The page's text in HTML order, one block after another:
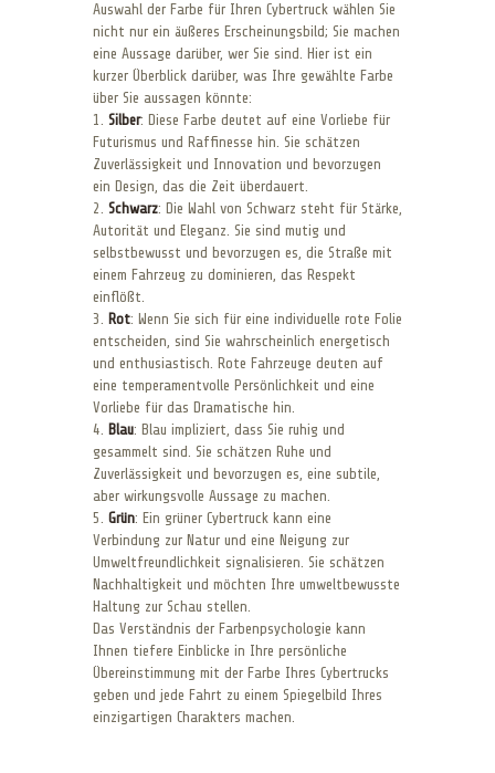
Auswahl der Farbe für Ihren Cybertruck wählen Sie
nicht nur ein äußeres Erscheinungsbild; Sie machen
eine Aussage darüber, wer Sie sind. Hier ist ein
kurzer Überblick darüber, was Ihre gewählte Farbe
über Sie aussagen könnte:
1. Silber: Diese Farbe deutet auf eine Vorliebe für
Futurismus und Raffinesse hin. Sie schätzen
Zuverlässigkeit und Innovation und bevorzugen
ein Design, das die Zeit überdauert.
2. Schwarz: Die Wahl von Schwarz steht für Stärke,
Autorität und Eleganz. Sie sind mutig und
selbstbewusst und bevorzugen es, die Straße mit
einem Fahrzeug zu dominieren, das Respekt
einflößt.
3. Rot: Wenn Sie sich für eine individuelle rote Folie
entscheiden, sind Sie wahrscheinlich energetisch
und enthusiastisch. Rote Fahrzeuge deuten auf
eine temperamentvolle Persönlichkeit und eine
Vorliebe für das Dramatische hin.
4. Blau: Blau impliziert, dass Sie ruhig und
gesammelt sind. Sie schätzen Ruhe und
Zuverlässigkeit und bevorzugen es, eine subtile,
aber wirkungsvolle Aussage zu machen.
5. Grün: Ein grüner Cybertruck kann eine
Verbindung zur Natur und eine Neigung zur
Umweltfreundlichkeit signalisieren. Sie schätzen
Nachhaltigkeit und möchten Ihre umweltbewusste
Haltung zur Schau stellen.
Das Verständnis der Farbenpsychologie kann
Ihnen tiefere Einblicke in Ihre persönliche
Übereinstimmung mit der Farbe Ihres Cybertrucks
geben und jede Fahrt zu einem Spiegelbild Ihres
einzigartigen Charakters machen.